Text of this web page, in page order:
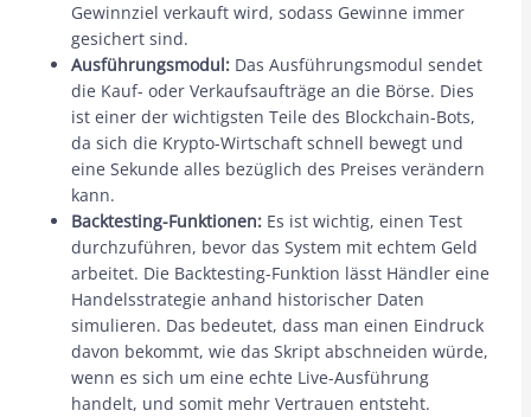
Gewinnziel verkauft wird, sodass Gewinne immer
gesichert sind.
Ausführungsmodul: Das Ausführungsmodul sendet
die Kauf- oder Verkaufsaufträge an die Börse. Dies
ist einer der wichtigsten Teile des Blockchain-Bots,
da sich die Krypto-Wirtschaft schnell bewegt und
eine Sekunde alles bezüglich des Preises verändern
kann.
Backtesting-Funktionen: Es ist wichtig, einen Test
durchzuführen, bevor das System mit echtem Geld
arbeitet. Die Backtesting-Funktion lässt Händler eine
Handelsstrategie anhand historischer Daten
simulieren. Das bedeutet, dass man einen Eindruck
davon bekommt, wie das Skript abschneiden würde,
wenn es sich um eine echte Live-Ausführung
handelt, und somit mehr Vertrauen entsteht.